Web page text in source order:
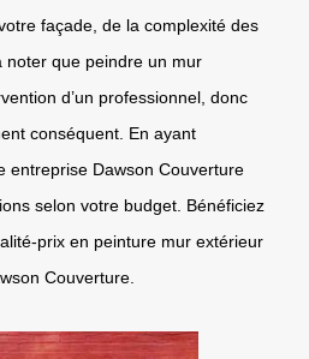
façade, de la complexité des
noter que peindre un mur
d’un professionnel, donc
conséquent. En ayant
entreprise Dawson Couverture
selon votre budget. Bénéficiez
prix en peinture mur extérieur
Couverture.